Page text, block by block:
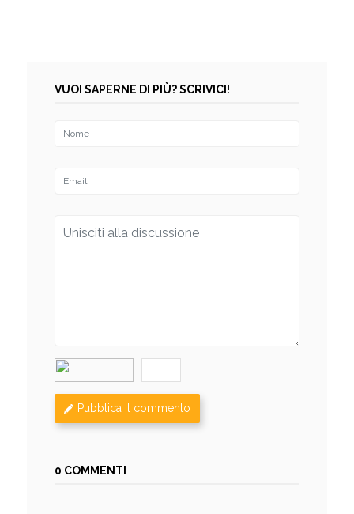
VUOI SAPERNE DI PIÙ? SCRIVICI!
Pubblica il commento
0 COMMENTI